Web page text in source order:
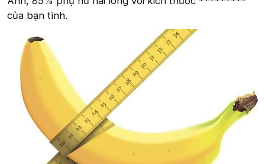
của bạn tình.